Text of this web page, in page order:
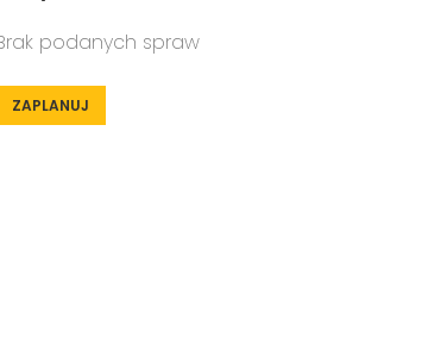
podanych spraw
ZAPLANUJ